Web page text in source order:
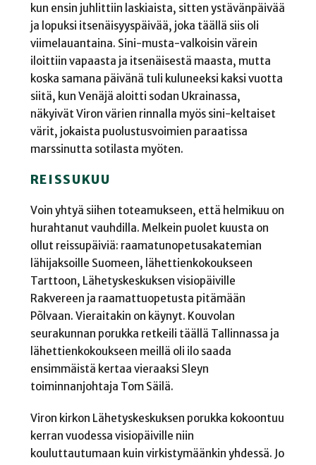
kun ensin juhlittiin laskiaista, sitten ystävänpäivää
ja lopuksi itsenäisyyspäivää, joka täällä siis oli
viimelauantaina. Sini-musta-valkoisin värein
iloittiin vapaasta ja itsenäisestä maasta, mutta
koska samana päivänä tuli kuluneeksi kaksi vuotta
siitä, kun Venäjä aloitti sodan Ukrainassa,
näkyivät Viron värien rinnalla myös sini-keltaiset
värit, jokaista puolustusvoimien paraatissa
marssinutta sotilasta myöten.
REISSUKUU
Voin yhtyä siihen toteamukseen, että helmikuu on
hurahtanut vauhdilla. Melkein puolet kuusta on
ollut reissupäiviä: raamatunopetusakatemian
lähijaksoille Suomeen, lähettienkokoukseen
Tarttoon, Lähetyskeskuksen visiopäiville
Rakvereen ja raamattuopetusta pitämään
Põlvaan. Vieraitakin on käynyt. Kouvolan
seurakunnan porukka retkeili täällä Tallinnassa ja
lähettienkokoukseen meillä oli ilo saada
ensimmäistä kertaa vieraaksi Sleyn
toiminnanjohtaja Tom Säilä.
Viron kirkon Lähetyskeskuksen porukka kokoontuu
kerran vuodessa visiopäiville niin
kouluttautumaan kuin virkistymäänkin yhdessä. Jo